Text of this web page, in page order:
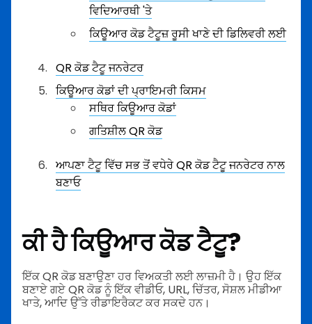
ਵਿਦਿਆਰਥੀ 'ਤੇ
ਕਿਊਆਰ ਕੋਡ ਟੈਟੂਜ਼ ਰੂਸੀ ਖਾਣੇ ਦੀ ਡਿਲਿਵਰੀ ਲਈ
QR ਕੋਡ ਟੈਟੂ ਜਨਰੇਟਰ
ਕਿਊਆਰ ਕੋਡਾਂ ਦੀ ਪ੍ਰਾਇਮਰੀ ਕਿਸਮ
ਸਥਿਰ ਕਿਊਆਰ ਕੋਡਾਂ
ਗਤਿਸ਼ੀਲ QR ਕੋਡ
ਆਪਣਾ ਟੈਟੂ ਵਿੱਚ ਸਭ ਤੋਂ ਵਧੇਰੇ QR ਕੋਡ ਟੈਟੂ ਜਨਰੇਟਰ ਨਾਲ
ਬਣਾਓ
ਕੀ ਹੈ ਕਿਊਆਰ ਕੋਡ ਟੈਟੂ?
ਇੱਕ QR ਕੋਡ ਬਣਾਉਣਾ ਹਰ ਵਿਅਕਤੀ ਲਈ ਲਾਜ਼ਮੀ ਹੈ। ਉਹ ਇੱਕ
ਬਣਾਏ ਗਏ QR ਕੋਡ ਨੂੰ ਇੱਕ ਵੀਡੀਓ, URL, ਚਿੱਤਰ, ਸੋਸ਼ਲ ਮੀਡੀਆ
ਖਾਤੇ, ਆਦਿ ਉੱਤੇ ਰੀਡਾਇਰੈਕਟ ਕਰ ਸਕਦੇ ਹਨ।